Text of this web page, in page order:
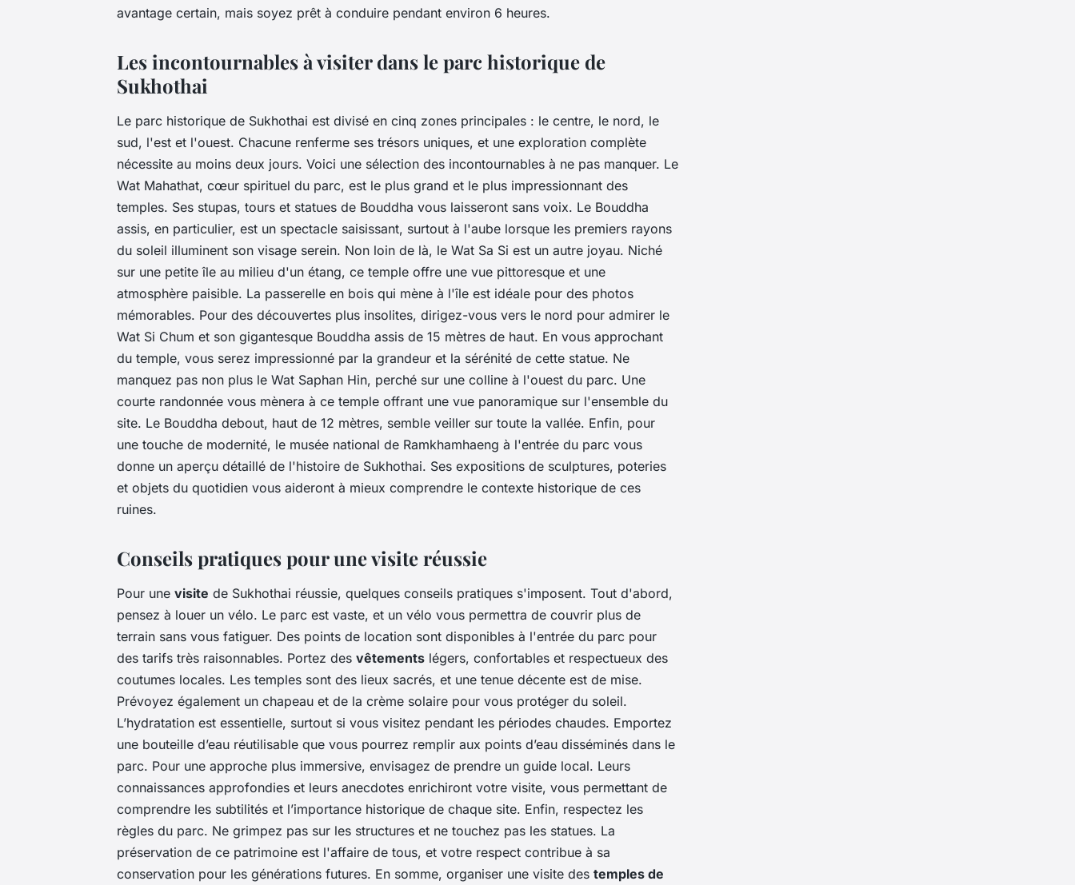
avantage certain, mais soyez prêt à conduire pendant environ 6 heures.
Les incontournables à visiter dans le parc historique de
Sukhothai
Le parc historique de Sukhothai est divisé en cinq zones principales : le centre, le nord, le
sud, l'est et l'ouest. Chacune renferme ses trésors uniques, et une exploration complète
nécessite au moins deux jours. Voici une sélection des incontournables à ne pas manquer. Le
Wat Mahathat, cœur spirituel du parc, est le plus grand et le plus impressionnant des
temples. Ses stupas, tours et statues de Bouddha vous laisseront sans voix. Le Bouddha
assis, en particulier, est un spectacle saisissant, surtout à l'aube lorsque les premiers rayons
du soleil illuminent son visage serein. Non loin de là, le Wat Sa Si est un autre joyau. Niché
sur une petite île au milieu d'un étang, ce temple offre une vue pittoresque et une
atmosphère paisible. La passerelle en bois qui mène à l'île est idéale pour des photos
mémorables. Pour des découvertes plus insolites, dirigez-vous vers le nord pour admirer le
Wat Si Chum et son gigantesque Bouddha assis de 15 mètres de haut. En vous approchant
du temple, vous serez impressionné par la grandeur et la sérénité de cette statue. Ne
manquez pas non plus le Wat Saphan Hin, perché sur une colline à l'ouest du parc. Une
courte randonnée vous mènera à ce temple offrant une vue panoramique sur l'ensemble du
site. Le Bouddha debout, haut de 12 mètres, semble veiller sur toute la vallée. Enfin, pour
une touche de modernité, le musée national de Ramkhamhaeng à l'entrée du parc vous
donne un aperçu détaillé de l'histoire de Sukhothai. Ses expositions de sculptures, poteries
et objets du quotidien vous aideront à mieux comprendre le contexte historique de ces
ruines.
Conseils pratiques pour une visite réussie
Pour une visite de Sukhothai réussie, quelques conseils pratiques s'imposent. Tout d'abord,
pensez à louer un vélo. Le parc est vaste, et un vélo vous permettra de couvrir plus de
terrain sans vous fatiguer. Des points de location sont disponibles à l'entrée du parc pour
des tarifs très raisonnables. Portez des vêtements légers, confortables et respectueux des
coutumes locales. Les temples sont des lieux sacrés, et une tenue décente est de mise.
Prévoyez également un chapeau et de la crème solaire pour vous protéger du soleil.
L’hydratation est essentielle, surtout si vous visitez pendant les périodes chaudes. Emportez
une bouteille d’eau réutilisable que vous pourrez remplir aux points d’eau disséminés dans le
parc. Pour une approche plus immersive, envisagez de prendre un guide local. Leurs
connaissances approfondies et leurs anecdotes enrichiront votre visite, vous permettant de
comprendre les subtilités et l’importance historique de chaque site. Enfin, respectez les
règles du parc. Ne grimpez pas sur les structures et ne touchez pas les statues. La
préservation de ce patrimoine est l'affaire de tous, et votre respect contribue à sa
conservation pour les générations futures. En somme, organiser une visite des temples de